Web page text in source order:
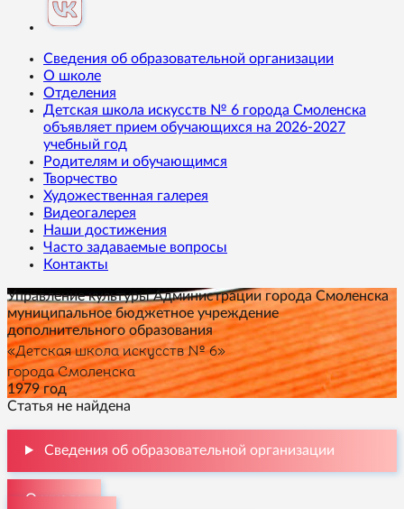
Сведения об образовательной организации
О школе
Отделения
Детская школа искусств № 6 города Смоленска
объявляет прием обучающихся на 2026-2027
учебный год
Родителям и обучающимся
Творчество
Художественная галерея
Видеогалерея
Наши достижения
Часто задаваемые вопросы
Контакты
Управление культуры Администрации города Смоленска
муниципальное бюджетное учреждение
дополнительного образования
«Детская школа искусств № 6»
города Смоленска
1979 год
Статья не найдена
Сведения об образовательной организации
О школе